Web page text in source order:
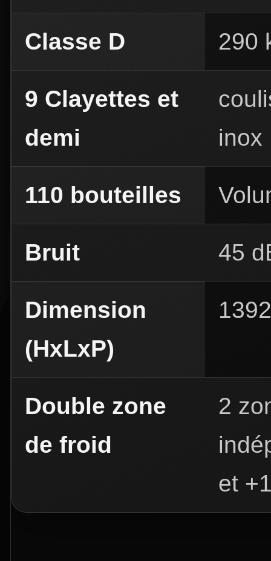
Classe D 290
9 Clayettes et
demi
inox
110 bouteilles
Bruit 45
Dimension
(HxLxP)
Double zone
de froid
2
et